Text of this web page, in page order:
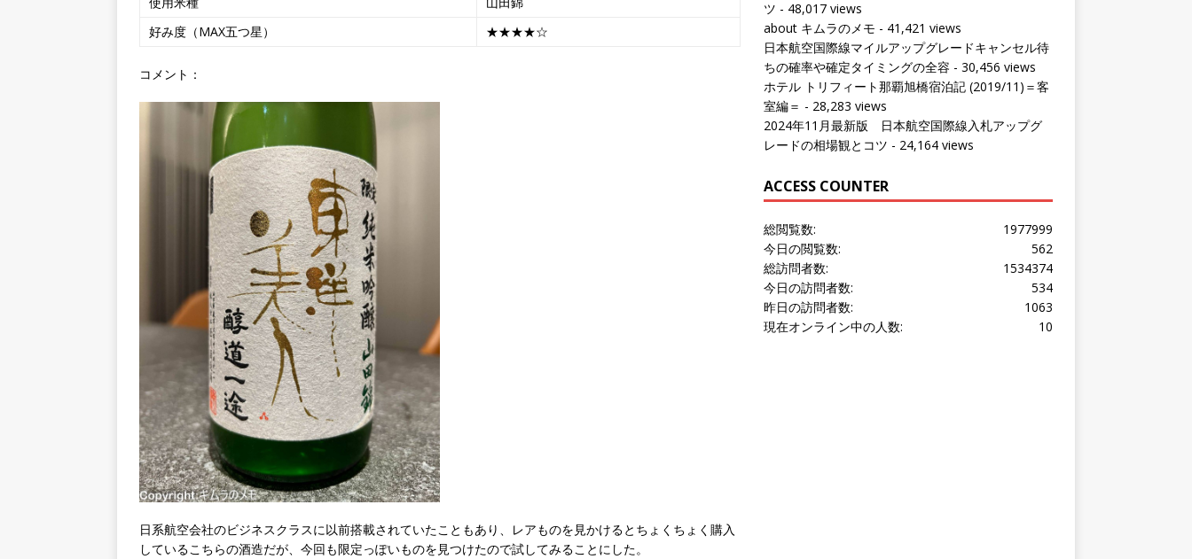
好み度（MAX五つ星）
★★★★☆
コメント：
日系航空会社のビジネスクラスに以前搭載されていたこともあり、レアものを見かけるとちょくちょく購入
しているこちらの酒造だが、今回も限定っぽいものを見つけたので試してみることにした。
ちの確率や確定タイミングの全容
ホテル トリフィート那覇旭橋宿泊記 (2019/11)＝客
室編＝- 28,283 views
2024年11月最新版 日本航空国際線入札アップグ
レードの相場観とコツ- 24,164 views
ACCESS COUNTER
今日の閲覧数:
534
今日の訪問者数:
1063
昨日の訪問者数:
10
現在オンライン中の人数: